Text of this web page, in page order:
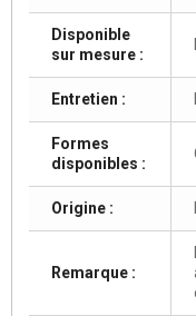
Disponible
sur mesure :
Entretien :
Formes
disponibles :
Origine :
Remarque :